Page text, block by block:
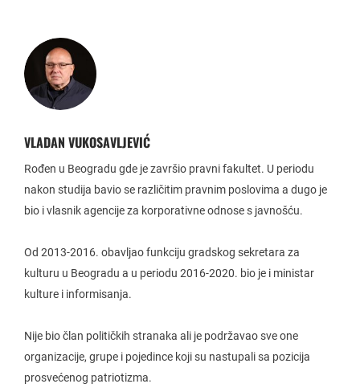
VLADAN VUKOSAVLJEVIĆ
Rođen u Beogradu gde je završio pravni fakultet. U periodu
nakon studija bavio se različitim pravnim poslovima a dugo je
bio i vlasnik agencije za korporativne odnose s javnošću.
Od 2013-2016. obavljao funkciju gradskog sekretara za
kulturu u Beogradu a u periodu 2016-2020. bio je i ministar
kulture i informisanja.
Nije bio član političkih stranaka ali je podržavao sve one
organizacije, grupe i pojedince koji su nastupali sa pozicija
prosvećenog patriotizma.